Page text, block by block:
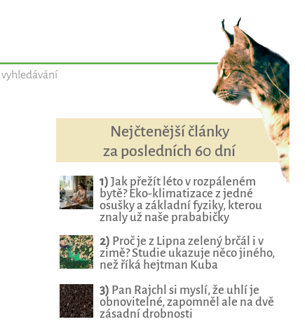
vyhledávání
Nejčtenější články
za posledních 60 dní
1) Jak přežít léto v rozpáleném
bytě? Eko-klimatizace z jedné
osušky a základní fyziky, kterou
znaly už naše prababičky
2) Proč je z Lipna zelený brčál i v
zimě? Studie ukazuje něco jiného,
než říká hejtman Kuba
3) Pan Rajchl si myslí, že uhlí je
obnovitelné, zapomněl ale na dvě
zásadní drobnosti